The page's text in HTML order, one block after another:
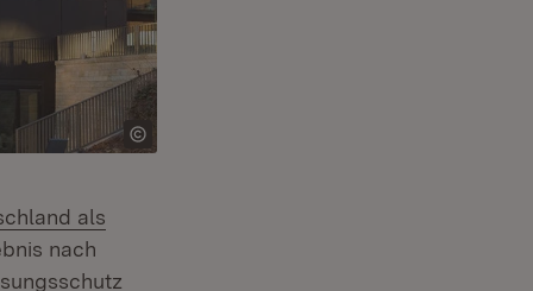
als
nach